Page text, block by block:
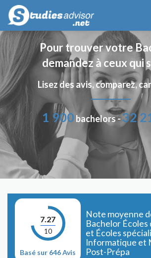
Pour trouver votre
demandez à ceux qui
Lisez des avis, comparez,
1 900 bachelors -32
7.27
10
Basé sur 646 Avis
Note moyenne
Bachelor
et Écoles
Informatique et
Post-Prépa